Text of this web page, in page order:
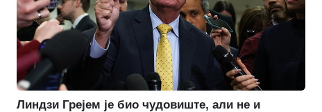
Линдзи Грејем је био чудовиште, али не и